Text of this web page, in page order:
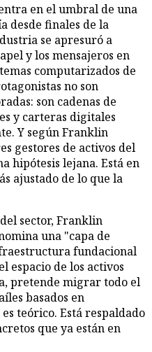
en el umbral de una
desde finales de la
se apresuró a
y los mensajeros en
computarizados de
no son
son cadenas de
y carteras digitales
Y según Franklin
gestores de activos del
hipótesis lejana. Está en
ajustado de lo que la
sector, Franklin
una "capa de
fundacional
espacio de los activos
pretende migrar todo el
basados en
teórico. Está respaldado
que ya están en